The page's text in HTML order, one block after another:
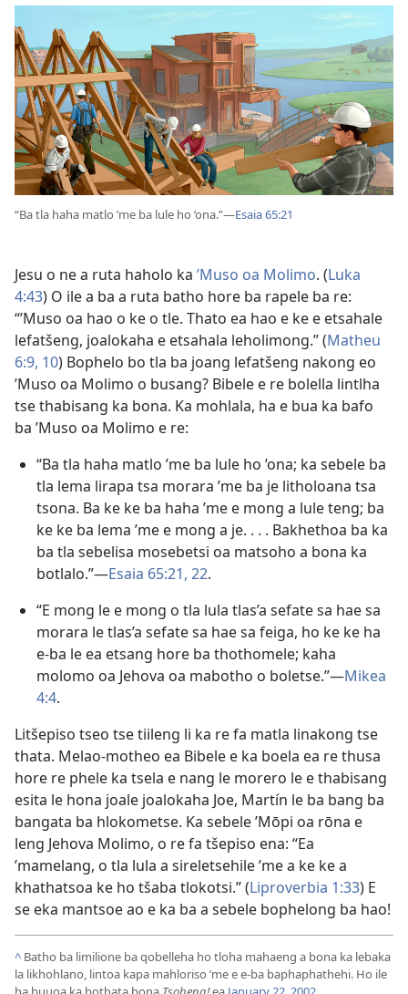
“Ba tla haha matlo ’me ba lule ho ’ona.”—Esaia 65:21
Jesu o ne a ruta haholo ka ’Muso oa Molimo. (Luka
4:43) O ile a ba a ruta batho hore ba rapele ba re:
“’Muso oa hao o ke o tle. Thato ea hao e ke e etsahale
lefatšeng, joalokaha e etsahala leholimong.” (Matheu
6:9, 10) Bophelo bo tla ba joang lefatšeng nakong eo
’Muso oa Molimo o busang? Bibele e re bolella lintlha
tse thabisang ka bona. Ka mohlala, ha e bua ka bafo
ba ’Muso oa Molimo e re:
“Ba tla haha matlo ’me ba lule ho ’ona; ka sebele ba
tla lema lirapa tsa morara ’me ba je litholoana tsa
tsona. Ba ke ke ba haha ’me e mong a lule teng; ba
ke ke ba lema ’me e mong a je. . . . Bakhethoa ba ka
ba tla sebelisa mosebetsi oa matsoho a bona ka
botlalo.”—Esaia 65:21, 22.
“E mong le e mong o tla lula tlas’a sefate sa hae sa
morara le tlas’a sefate sa hae sa feiga, ho ke ke ha
e-ba le ea etsang hore ba thothomele; kaha
molomo oa Jehova oa mabotho o boletse.”—Mikea
4:4.
Litšepiso tseo tse tiileng li ka re fa matla linakong tse
thata. Melao-motheo ea Bibele e ka boela ea re thusa
hore re phele ka tsela e nang le morero le e thabisang
esita le hona joale joalokaha Joe, Martín le ba bang ba
bangata ba hlokometse. Ka sebele ’Mōpi oa rōna e
leng Jehova Molimo, o re fa tšepiso ena: “Ea
’mamelang, o tla lula a sireletsehile ’me a ke ke a
khathatsoa ke ho tšaba tlokotsi.” (Liproverbia 1:33) E
se eka mantsoe ao e ka ba a sebele bophelong ba hao!
^ Batho ba limilione ba qobelleha ho tloha mahaeng a bona ka lebaka
la likhohlano, lintoa kapa mahloriso ’me e e-ba baphaphathehi. Ho ile